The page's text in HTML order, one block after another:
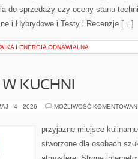
do sprzedaży czy oceny stanu
i Hybrydowe i Testy i Recenzje […]
I ENERGIA ODNAWIALNA
KUCHNI
- 4 - 2026 MOŻLIWOŚĆ
przyjazne miejsce
stworzone dla osobach